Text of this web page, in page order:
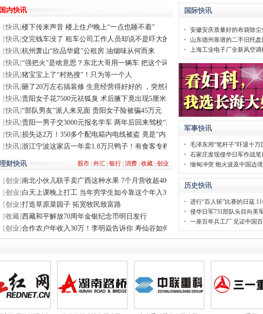
的美味太绝了
的家乡
国际快讯
安徽安庆质量好的布袋除尘
山东德州靠谱的二手旧托盘
上海工业电子厂全新风空调
军事快讯
毛泽东用“笔杆子”吓退十万
缅甸冲突 炮火波及中国边
历史快讯
一座百年兵工厂 见证中国
国内快讯
[快讯]楼下传来声音 楼上住户晚上“一点也睡不着”
[快讯]交完钱车没了 租车公司工作人员却说不是吓大的
[快讯]杭州萧山“欣品华庭”公租房 油烟味从何而来
[快讯]“强把火”是啥意思？东北大哥用一辆车 把这个词解释明白了
[快讯]猪宝宝上了“村热搜”！只为等一个人
[快讯]砸了20万左右搞装修 生意经营得好好的 ，突然被通知不能做
[快讯]贵阳女子花7500元祛狐臭 术后腋下竟出现5厘米疤痕
[快讯]“部队男友”派人来见面 贵阳女子险被骗45万元
[快讯]贵阳一男子交3000元报名学车 两年后回来驾校“蒸发”
[快讯]损失达2万！350多个配电箱内电线被盗 竟是“内鬼”？
[快讯]浙江宁波这家店一年卖1.8万只鸭子！有食客专程从上海赶来解馋
股市 外汇 银行 消费 收藏 创业
财快讯
[创业]南北小伙儿联手卖广西这种水果 7个月营收超4000万
[创业] 白天上课晚上打工 当年穷学生如今靠这个年入3千万
[创业]打造草原菜园子 拓宽牧民致富路
[收藏]西藏和平解放70周年金银纪念币明日发行
[创业]合作农户年收入30万！李明焱告诉你 寿仙谷如何三产融合带动共同富裕